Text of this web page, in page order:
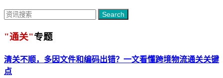
Search
"通关"专题
清关不顺，多因文件和编码出错？一文看懂跨境物流通关关键
点